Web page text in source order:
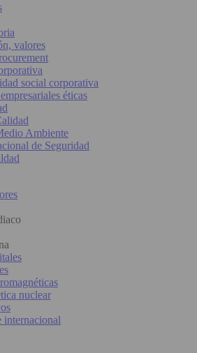
valores
social corporativa
éticas
Ambiente
de Seguridad
nuclear
internacional